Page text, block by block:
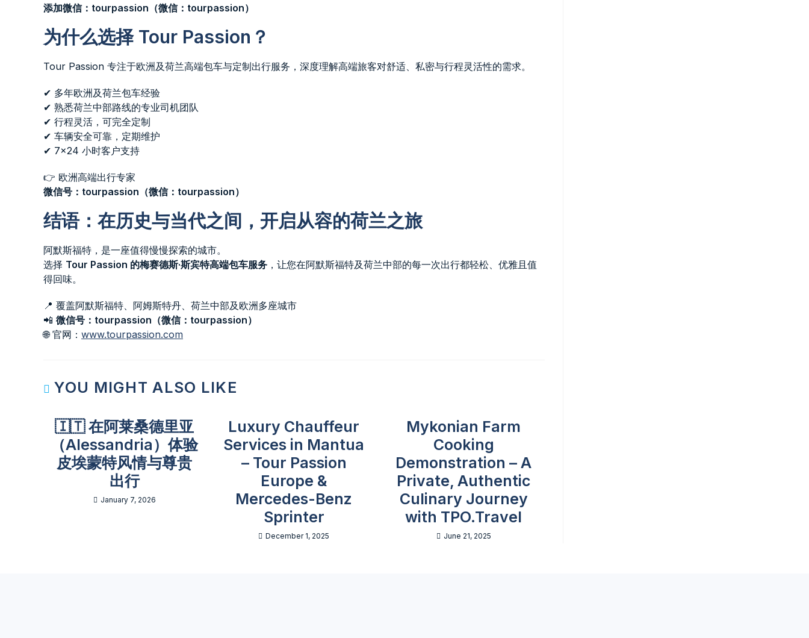
添加微信：tourpassion（微信：tourpassion）
为什么选择 Tour Passion？
Tour Passion 专注于欧洲及荷兰高端包车与定制出行服务，深度理解高端旅客对舒适、私密与行程灵活性的需求。
✔ 多年欧洲及荷兰包车经验
✔ 熟悉荷兰中部路线的专业司机团队
✔ 行程灵活，可完全定制
✔ 车辆安全可靠，定期维护
✔ 7×24 小时客户支持
👉 欧洲高端出行专家
微信号：tourpassion（微信：tourpassion）
结语：在历史与当代之间，开启从容的荷兰之旅
阿默斯福特，是一座值得慢慢探索的城市。
选择 Tour Passion 的梅赛德斯·斯宾特高端包车服务 ，让您在阿默斯福特及荷兰中部的每一次出行都轻松、优雅且值
得回味。
📍 覆盖阿默斯福特、阿姆斯特丹、荷兰中部及欧洲多座城市
📲 微信号：tourpassion（微信：tourpassion）
🌐 官网： www.tourpassion.com
YOU MIGHT ALSO LIKE
🇮🇹 在阿莱桑德里亚
（Alessandria）体验
皮埃蒙特风情与尊贵
出行
January 7, 2026
Luxury Chauffeur
Services in Mantua
– Tour Passion
Europe &
Mercedes-Benz
Sprinter
December 1, 2025
Mykonian Farm
Cooking
Demonstration – A
Private, Authentic
Culinary Journey
with TPO.Travel
June 21, 2025